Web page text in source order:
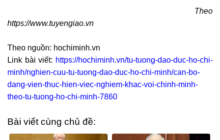
Theo
https://www.tuyengiao.vn
Theo nguồn: hochiminh.vn
Link bài viết: https://hochiminh.vn/tu-tuong-dao-duc-ho-chi-
minh/nghien-cuu-tu-tuong-dao-duc-ho-chi-minh/can-bo-
dang-vien-thuc-hien-viec-nghiem-khac-voi-chinh-minh-
theo-tu-tuong-ho-chi-minh-7860
Bài viết cùng chủ đề: